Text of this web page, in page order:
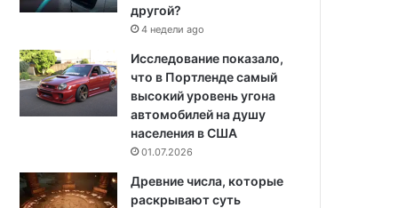
другой?
4 недели ago
Исследование показало,
что в Портленде самый
высокий уровень угона
автомобилей на душу
населения в США
01.07.2026
Древние числа, которые
раскрывают суть